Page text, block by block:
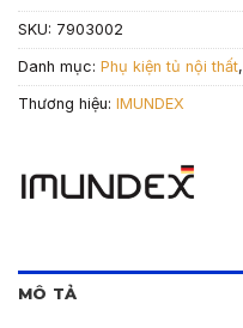
SKU: 7903002
Danh mục: Phụ kiện tủ nội thất,
Thương hiệu: IMUNDEX
MÔ TẢ